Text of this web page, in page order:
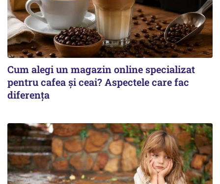
Cum alegi un magazin online specializat
pentru cafea și ceai? Aspectele care fac
diferența